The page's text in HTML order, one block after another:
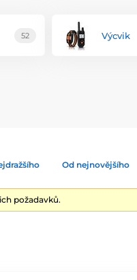
52 Výcvik
Od nejnovějšího
požadavků.